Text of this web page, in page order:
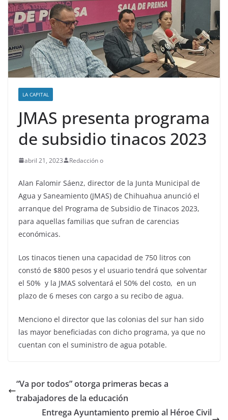
LA CAPITAL
JMAS presenta programa
de subsidio tinacos 2023
abril 21, 2023 Redacción o
Alan Falomir Sáenz, director de la Junta Municipal de
Agua y Saneamiento (JMAS) de Chihuahua anunció el
arranque del Programa de Subsidio de Tinacos 2023,
para aquellas familias que sufran de carencias
económicas.
Los tinacos tienen una capacidad de 750 litros con
constó de $800 pesos y el usuario tendrá que solventar
el 50% y la JMAS solventará el 50% del costo, en un
plazo de 6 meses con cargo a su recibo de agua.
Menciono el director que las colonias del sur han sido
las mayor beneficiadas con dicho programa, ya que no
cuentan con el suministro de agua potable.
“Va por todos” otorga primeras becas a
trabajadores de la educación
Entrega Ayuntamiento premio al Héroe Civil